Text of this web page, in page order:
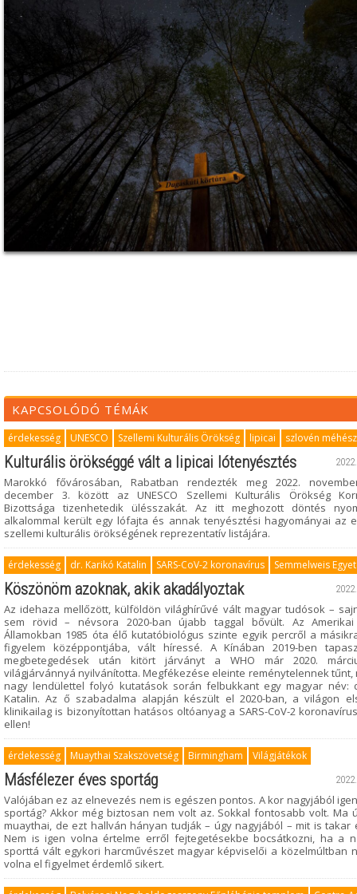
KAPCSOLÓDÓ TÉMÁK
érdekesség UNESCO Szellemi Kulturális Örökség lipicai szlovén
Kulturális örökséggé vált a lipicai lótenyésztés
Marokkó fővárosában, Rabatban rendezték meg 2022.
december 3. között az UNESCO Szellemi Kulturális Örökség
Bizottsága tizenhetedik ülésszakát. Az itt meghozott döntés
alkalommal került egy lófajta és annak tenyésztési hagyományai az
szellemi kulturális örökségének reprezentatív listájára.
érdekesség dr. Karikó Katalin SARS-CoV-2 koronavírus Semmelweis
Köszönöm azoknak, akik akadályoztak
Az idehaza mellőzött, külföldön világhírűvé vált magyar tudósok –
sem rövid – névsora 2020-ban újabb taggal bővült. Az Amerikai
Államokban 1985 óta élő kutatóbiológus szinte egyik percről a
figyelem középpontjába, vált híressé. A Kínában 2019-ben
megbetegedések után kitört járványt a WHO már 2020.
világjárvánnyá nyilvánította. Megfékezése eleinte reménytelennek tűnt,
nagy lendülettel folyó kutatások során felbukkant egy magyar név:
Katalin. Az ő szabadalma alapján készült el 2020-ban, a világon
klinikailag is bizonyítottan hatásos oltóanyag a SARS-CoV-2
ellen!
érdekesség Muaythai Szakszövetség Birmingham Világjátékok
Másfélezer éves sportág
Valójában ez az elnevezés nem is egészen pontos. A kor nagyjából
sportág? Akkor még biztosan nem volt az. Sokkal fontosabb volt. Ma
muaythai, de ezt hallván hányan tudják – úgy nagyjából – mit is takar
Nem is igen volna értelme erről fejtegetésekbe bocsátkozni, ha a
sporttá vált egykori harcművészet magyar képviselői a közelmúltban
volna el figyelmet érdemlő sikert.